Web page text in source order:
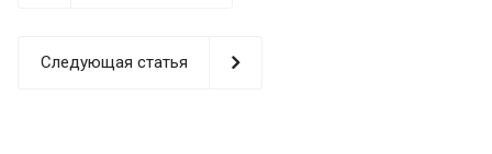
Следующая статья